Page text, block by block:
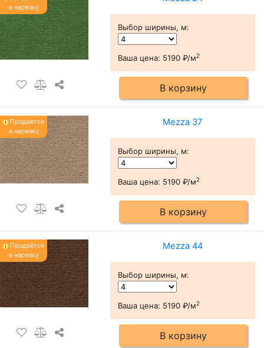
в нарезку
Выбор ширины, м:
Ваша цена: 5190 ₽/м2
В корзину
Продаётся
в нарезку
Mezza 37
Выбор ширины, м:
Ваша цена: 5190 ₽/м2
В корзину
Продаётся
в нарезку
Mezza 44
Выбор ширины, м:
Ваша цена: 5190 ₽/м2
В корзину